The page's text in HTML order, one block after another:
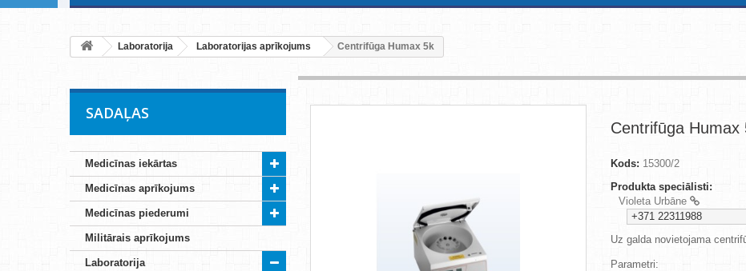
Laboratorija Laboratorijas aprīkojums Centrifūga Humax 5k
SADAĻAS
Medicīnas iekārtas
Medicīnas aprīkojums
Medicīnas piederumi
Militārais aprīkojums
Laboratorija
Centrifūga Humax
Kods: 15300/2
Produkta speciālisti:
Violeta Urbāne
+371 22311988
Uz galda novietojama
Parametri: